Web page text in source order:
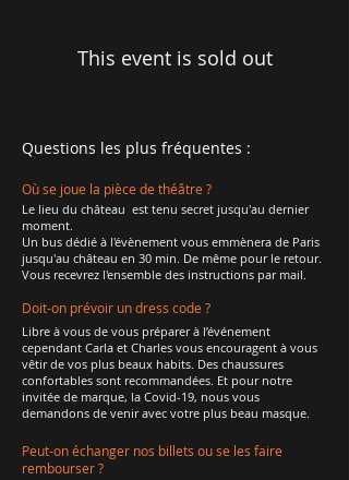
This event is sold out
Questions les plus fréquentes :
Où se joue la pièce de théâtre ?
Le lieu du château est tenu secret jusqu'au dernier
moment.
Un bus dédié à l'évènement vous emmènera de Paris
jusqu'au château en 30 min. De même pour le retour.
Vous recevrez l'ensemble des instructions par mail.
Doit-on prévoir un dress code ?
Libre à vous de vous préparer à l’événement
cependant Carla et Charles vous encouragent à vous
vêtir de vos plus beaux habits. Des chaussures
confortables sont recommandées. Et pour notre
invitée de marque, la Covid-19, nous vous
demandons de venir avec votre plus beau masque.
Peut-on échanger nos billets ou se les faire
rembourser ?